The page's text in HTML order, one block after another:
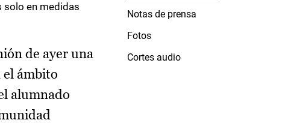
solo en medidas
de ayer una
el ámbito
alumnado
Notas de prensa
Fotos
Cortes audio